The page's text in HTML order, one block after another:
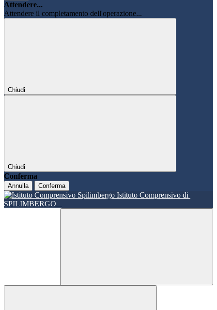
Attendere...
Attendere il completamento dell'operazione...
Chiudi
Chiudi
Conferma
Annulla Conferma
Istituto Comprensivo di
SPILIMBERGO